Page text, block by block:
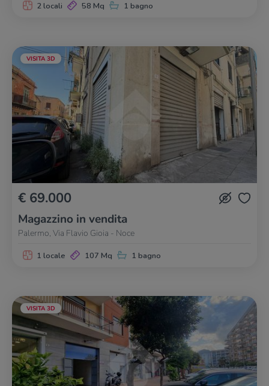
2 locali 58 Mq 1 bagno
VISITA 3D
€ 69.000
Magazzino in vendita
Palermo, Via Flavio Gioia - Noce
1 locale 107 Mq 1 bagno
VISITA 3D